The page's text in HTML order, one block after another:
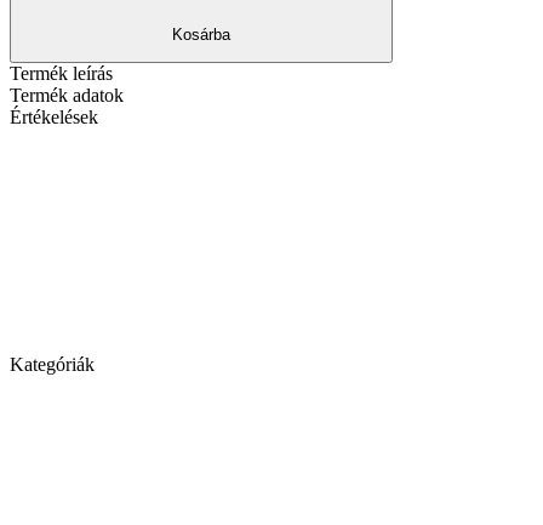
Kosárba
Termék leírás
Termék adatok
Értékelések
Kategóriák